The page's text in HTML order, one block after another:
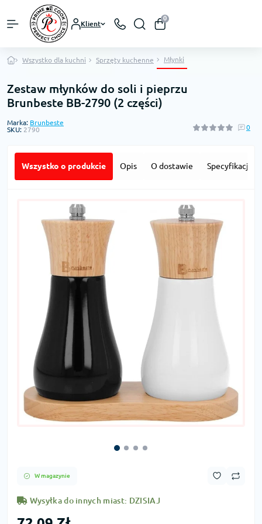
Klient
0
Wszystko dla kuchni Sprzęty kuchenne Młynki
Zestaw młynków do soli i pieprzu
Brunbeste BB-2790 (2 części)
Marka: Brunbeste
SKU: 2790 0
Wszystko o produkcie Opis O dostawie Specyfikacja
W magazynie
Wysyłka do innych miast: DZISIAJ